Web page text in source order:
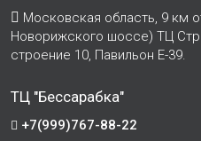
Московская область, 9 км
Новорижского шоссе) ТЦ
строение 10, Павильон Е-39.
ТЦ "Бессарабка"
+7(999)767-88-22